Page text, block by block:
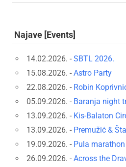
Najave [Events]
14.02.2026. - SBTL 2026.
15.08.2026. - Astro Party
22.08.2026. - Robin
05.09.2026. - Baranja night
13.09.2026. - Kis-Balaton
13.09.2026. - Premužić &
19.09.2026. - Pula
26.09.2026. - Across the